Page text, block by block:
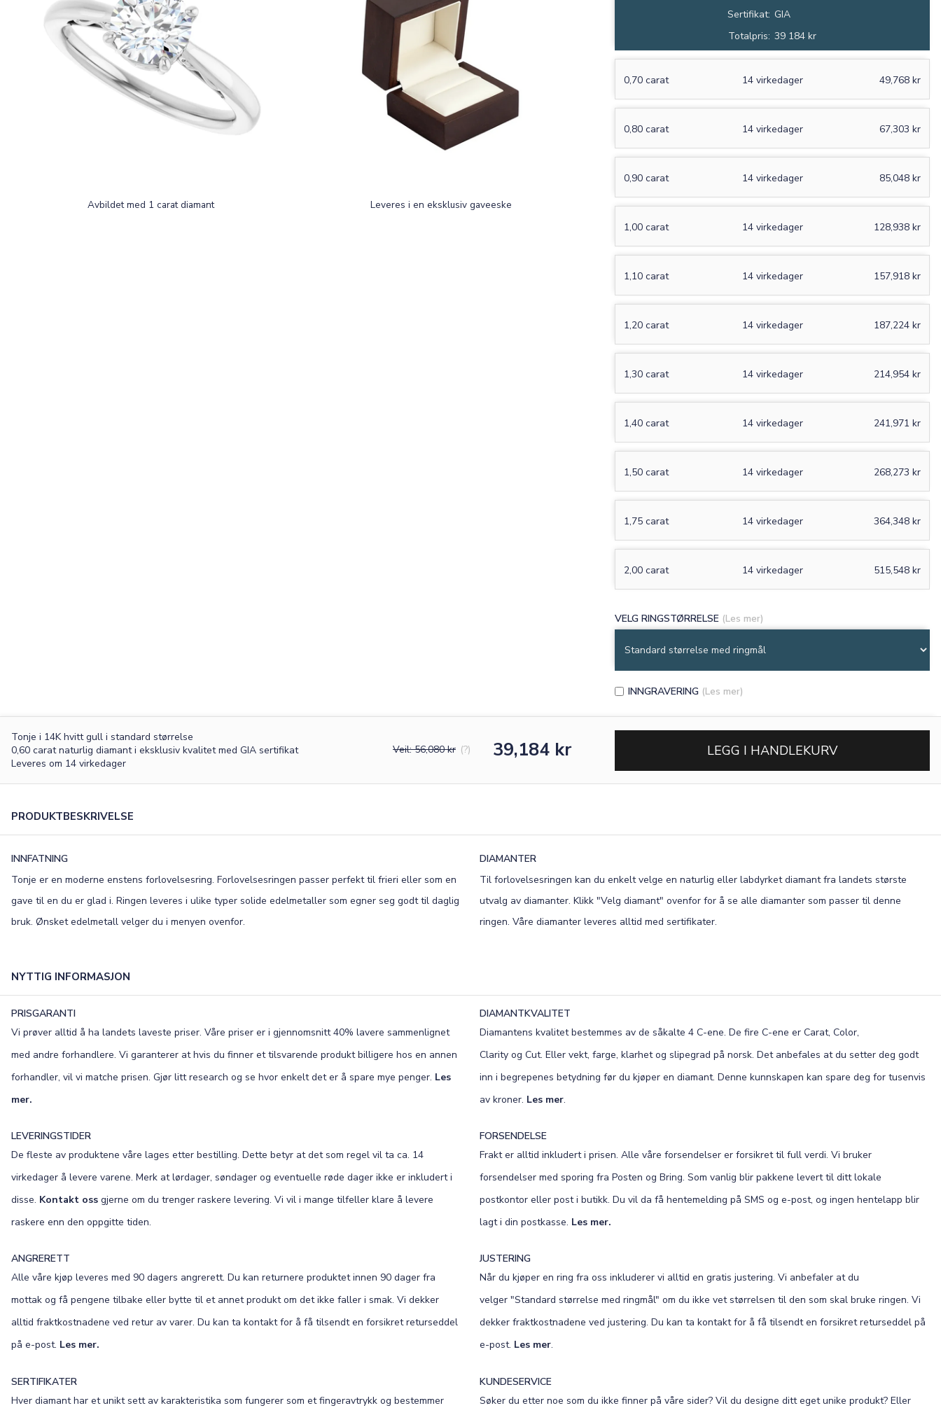
×
0/15
Avbildet med 1 carat diamant Leveres i en eksklusiv gaveeske
Sertifikat: GIA
Totalpris: 39 184 kr
0,70 carat 49,768 kr
14 virkedager
0,80 carat 67,303 kr
14 virkedager
0,90 carat 85,048 kr
14 virkedager
1,00 carat 128,938 kr
14 virkedager
1,10 carat 157,918 kr
14 virkedager
1,20 carat 187,224 kr
14 virkedager
1,30 carat 214,954 kr
14 virkedager
1,40 carat 241,971 kr
14 virkedager
1,50 carat 268,273 kr
14 virkedager
1,75 carat 364,348 kr
14 virkedager
2,00 carat 515,548 kr
14 virkedager
VELG RINGSTØRRELSE (Les mer)
INNGRAVERING (Les mer)
Tonje i 14K hvitt gull i standard størrelse
0,60 carat naturlig diamant i eksklusiv kvalitet med GIA sertifikat
Leveres om 14 virkedager
Veil: 56,080 kr (?) 39,184 kr LEGG I HANDLEKURV
PRODUKTBESKRIVELSE
INNFATNING
Tonje er en moderne enstens forlovelsesring. Forlovelsesringen passer perfekt til frieri eller som en
gave til en du er glad i. Ringen leveres i ulike typer solide edelmetaller som egner seg godt til daglig
bruk. Ønsket edelmetall velger du i menyen ovenfor.
DIAMANTER
Til forlovelsesringen kan du enkelt velge en naturlig eller labdyrket diamant fra landets største
utvalg av diamanter. Klikk "Velg diamant" ovenfor for å se alle diamanter som passer til denne
ringen. Våre diamanter leveres alltid med sertifikater.
NYTTIG INFORMASJON
PRISGARANTI
Vi prøver alltid å ha landets laveste priser. Våre priser er i gjennomsnitt 40% lavere sammenlignet
med andre forhandlere. Vi garanterer at hvis du finner et tilsvarende produkt billigere hos en annen
forhandler, vil vi matche prisen. Gjør litt research og se hvor enkelt det er å spare mye penger. Les
mer.
DIAMANTKVALITET
Diamantens kvalitet bestemmes av de såkalte 4 C-ene. De fire C-ene er Carat, Color,
Clarity og Cut. Eller vekt, farge, klarhet og slipegrad på norsk. Det anbefales at du setter deg godt
inn i begrepenes betydning før du kjøper en diamant. Denne kunnskapen kan spare deg for tusenvis
av kroner. Les mer.
LEVERINGSTIDER
De fleste av produktene våre lages etter bestilling. Dette betyr at det som regel vil ta ca. 14
virkedager å levere varene. Merk at lørdager, søndager og eventuelle røde dager ikke er inkludert i
disse. Kontakt oss gjerne om du trenger raskere levering. Vi vil i mange tilfeller klare å levere
raskere enn den oppgitte tiden.
FORSENDELSE
Frakt er alltid inkludert i prisen. Alle våre forsendelser er forsikret til full verdi. Vi bruker
forsendelser med sporing fra Posten og Bring. Som vanlig blir pakkene levert til ditt lokale
postkontor eller post i butikk. Du vil da få hentemelding på SMS og e-post, og ingen hentelapp blir
lagt i din postkasse. Les mer.
ANGRERETT
Alle våre kjøp leveres med 90 dagers angrerett. Du kan returnere produktet innen 90 dager fra
mottak og få pengene tilbake eller bytte til et annet produkt om det ikke faller i smak. Vi dekker
alltid fraktkostnadene ved retur av varer. Du kan ta kontakt for å få tilsendt en forsikret returseddel
på e-post. Les mer.
JUSTERING
Når du kjøper en ring fra oss inkluderer vi alltid en gratis justering. Vi anbefaler at du
velger "Standard størrelse med ringmål" om du ikke vet størrelsen til den som skal bruke ringen. Vi
dekker fraktkostnadene ved justering. Du kan ta kontakt for å få tilsendt en forsikret returseddel på
e-post. Les mer.
SERTIFIKATER
Hver diamant har et unikt sett av karakteristika som fungerer som et fingeravtrykk og bestemmer
KUNDESERVICE
Søker du etter noe som du ikke finner på våre sider? Vil du designe ditt eget unike produkt? Eller